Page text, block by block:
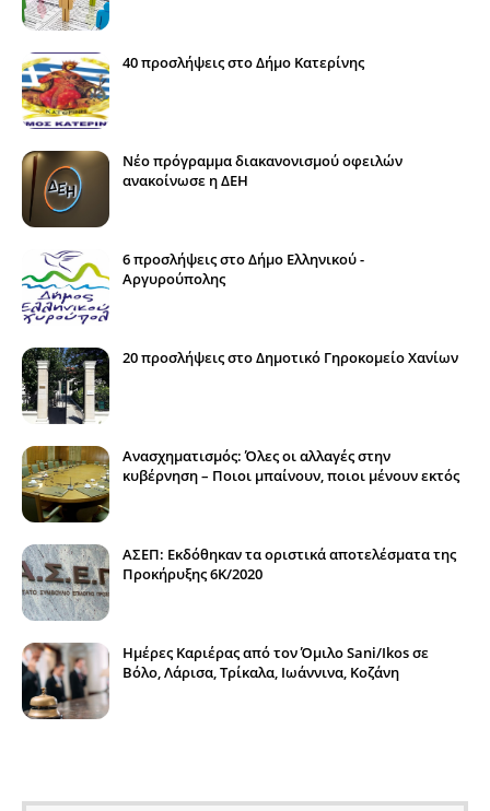
40 προσλήψεις στο Δήμο Κατερίνης
Νέο πρόγραμμα διακανονισμού οφειλών
ανακοίνωσε η ΔΕΗ
6 προσλήψεις στο Δήμο Ελληνικού -
Αργυρούπολης
20 προσλήψεις στο Δημοτικό Γηροκομείο Χανίων
Ανασχηματισμός: Όλες οι αλλαγές στην
κυβέρνηση – Ποιοι μπαίνουν, ποιοι μένουν εκτός
ΑΣΕΠ: Εκδόθηκαν τα οριστικά αποτελέσματα της
Προκήρυξης 6Κ/2020
Ημέρες Καριέρας από τον Όμιλο Sani/Ikos σε
Βόλο, Λάρισα, Τρίκαλα, Ιωάννινα, Κοζάνη